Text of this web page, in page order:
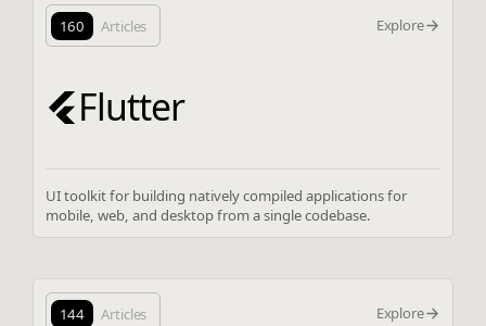
160 Articles Explore
Flutter
UI toolkit for building natively compiled applications for
mobile, web, and desktop from a single codebase.
144 Articles Explore